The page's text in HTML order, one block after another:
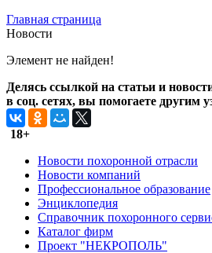
Главная страница
Новости
Элемент не найден!
Делясь ссылкой на статьи и
в соц. сетях, вы помогаете другим
18+
Новости похоронной отрасли
Новости компаний
Профессиональное образование
Энциклопедия
Справочник похоронного
Каталог фирм
Проект "НЕКРОПОЛЬ"